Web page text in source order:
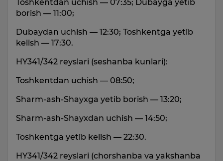
Toshkentdan uchish — 07:35; Dubayga yetib
borish — 11:00;
Dubaydan uchish — 12:30; Toshkentga yetib
kelish — 17:30.
HY341/342 reyslari (seshanba kunlari):
Toshkentdan uchish — 08:50;
Sharm-ash-Shayxga yetib borish — 13:20;
Sharm-ash-Shayxdan uchish — 14:50;
Toshkentga yetib kelish — 22:30.
HY341/342 reyslari (chorshanba va yakshanba